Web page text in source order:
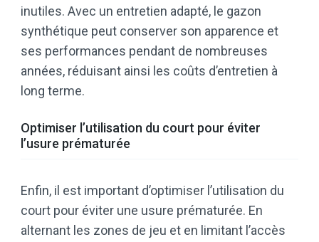
inutiles. Avec un entretien adapté, le gazon
synthétique peut conserver son apparence et
ses performances pendant de nombreuses
années, réduisant ainsi les coûts d’entretien à
long terme.
Optimiser l’utilisation du court pour éviter
l’usure prématurée
Enfin, il est important d’optimiser l’utilisation du
court pour éviter une usure prématurée. En
alternant les zones de jeu et en limitant l’accès